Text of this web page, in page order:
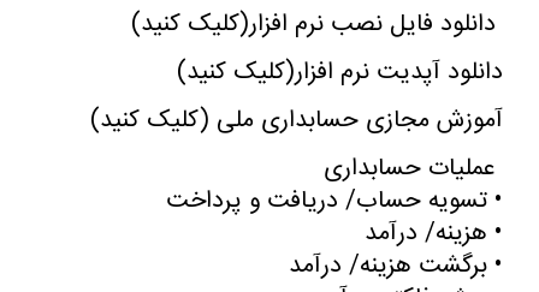
دانلود فایل نصب نرم افزار(کلیک کنید)
دانلود آپدیت نرم افزار(کلیک کنید)
آموزش مجازی حسابداری ملی (کلیک کنید)
عملیات حسابداری
• تسویه حساب/ دریافت و پرداخت
• هزینه/ درآمد
• برگشت هزینه/ درآمد